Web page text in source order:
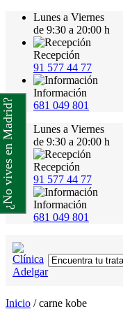
Lunes a Viernes
de 9:30 a 20:00 h
Recepción
91 577 44 77
Información
681 049 801
Lunes a Viernes
de 9:30 a 20:00 h
Recepción
91 577 44 77
Información
681 049 801
Inicio /carne kobe
¿No vives en Madrid?